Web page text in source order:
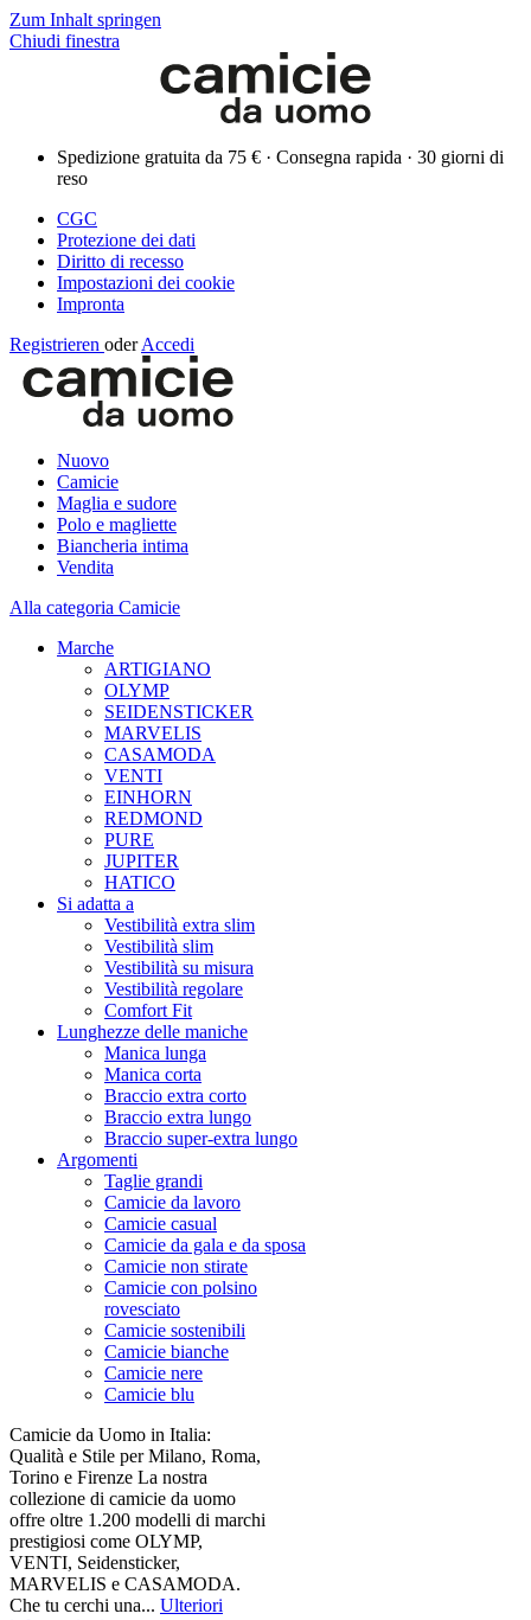
Zum Inhalt springen
Chiudi finestra
Spedizione gratuita da 75 € · Consegna rapida · 30 giorni di
reso
CGC
Protezione dei dati
Diritto di recesso
Impostazioni dei cookie
Impronta
Registrieren oder Accedi
Nuovo
Camicie
Maglia e sudore
Polo e magliette
Biancheria intima
Vendita
Alla categoria Camicie
Marche
ARTIGIANO
OLYMP
SEIDENSTICKER
MARVELIS
CASAMODA
VENTI
EINHORN
REDMOND
PURE
JUPITER
HATICO
Si adatta a
Vestibilità extra slim
Vestibilità slim
Vestibilità su misura
Vestibilità regolare
Comfort Fit
Lunghezze delle maniche
Manica lunga
Manica corta
Braccio extra corto
Braccio extra lungo
Braccio super-extra lungo
Argomenti
Taglie grandi
Camicie da lavoro
Camicie casual
Camicie da gala e da sposa
Camicie non stirate
Camicie con polsino
rovesciato
Camicie sostenibili
Camicie bianche
Camicie nere
Camicie blu
Camicie da Uomo in Italia:
Qualità e Stile per Milano, Roma,
Torino e Firenze La nostra
collezione di camicie da uomo
offre oltre 1.200 modelli di marchi
prestigiosi come OLYMP,
VENTI, Seidensticker,
MARVELIS e CASAMODA.
Che tu cerchi una... Ulteriori